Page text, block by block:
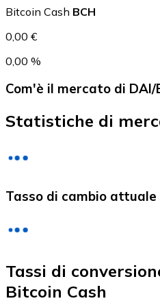
USDC
Bitcoin Cash BCH
0,00 €
0,00 %
Com'è il mercato di DAI/
Statistiche di
Tasso di cambio attuale
Tassi di
Bitcoin Cash